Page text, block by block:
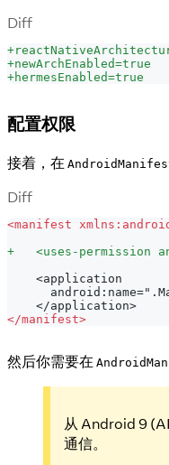
Diff
+
+newArchEnabled=true
+hermesEnabled=true
配置权限
接着，在
Diff
<manifest
+
<uses-permission
   <application
   </application>
</manifest>
然后你需要在
从 Android 9
通信。